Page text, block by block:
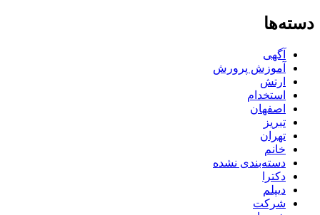
دسته‌ها
آگهی
آموزش پرورش
ارتش
استخدام
اصفهان
تبریز
تهران
خانم
دسته‌بندی نشده
دکترا
دیپلم
شرکت